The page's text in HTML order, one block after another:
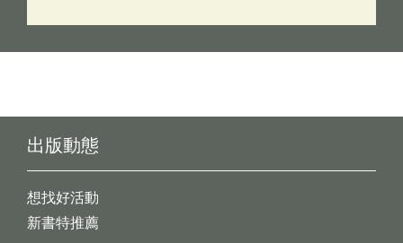
出版動態
想找好活動
新書特推薦